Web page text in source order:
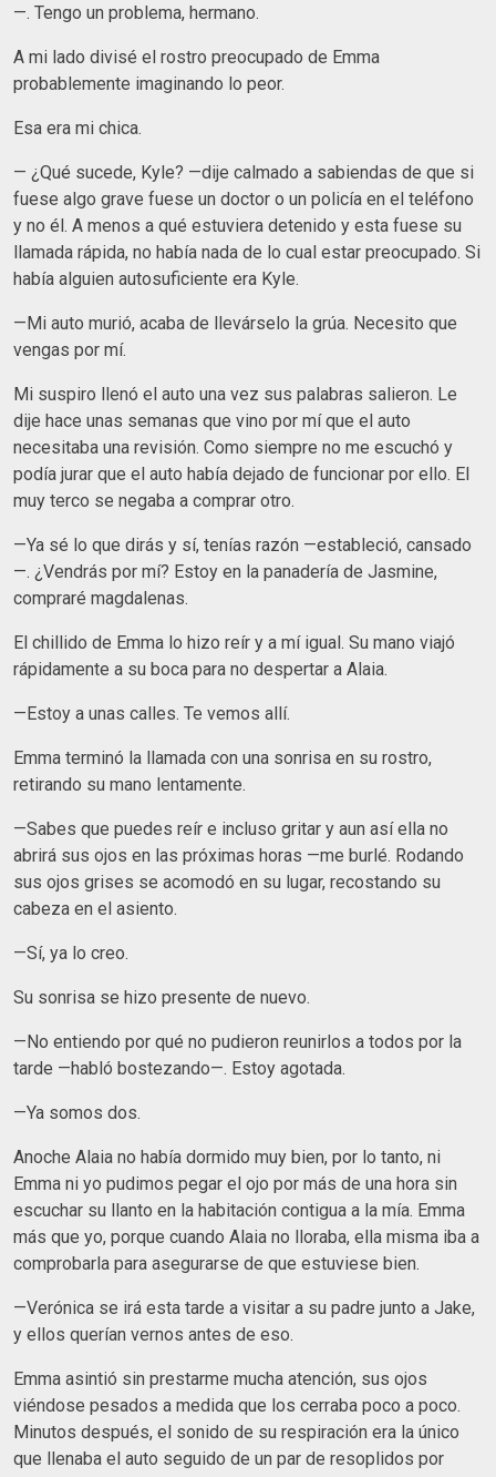
—. Tengo un problema, hermano.
A mi lado divisé el rostro preocupado de Emma
probablemente imaginando lo peor.
Esa era mi chica.
— ¿Qué sucede, Kyle? —dije calmado a sabiendas de que si
fuese algo grave fuese un doctor o un policía en el teléfono
y no él. A menos a qué estuviera detenido y esta fuese su
llamada rápida, no había nada de lo cual estar preocupado. Si
había alguien autosuficiente era Kyle.
—Mi auto murió, acaba de llevárselo la grúa. Necesito que
vengas por mí.
Mi suspiro llenó el auto una vez sus palabras salieron. Le
dije hace unas semanas que vino por mí que el auto
necesitaba una revisión. Como siempre no me escuchó y
podía jurar que el auto había dejado de funcionar por ello. El
muy terco se negaba a comprar otro.
—Ya sé lo que dirás y sí, tenías razón —estableció, cansado
—. ¿Vendrás por mí? Estoy en la panadería de Jasmine,
compraré magdalenas.
El chillido de Emma lo hizo reír y a mí igual. Su mano viajó
rápidamente a su boca para no despertar a Alaia.
—Estoy a unas calles. Te vemos allí.
Emma terminó la llamada con una sonrisa en su rostro,
retirando su mano lentamente.
—Sabes que puedes reír e incluso gritar y aun así ella no
abrirá sus ojos en las próximas horas —me burlé. Rodando
sus ojos grises se acomodó en su lugar, recostando su
cabeza en el asiento.
—Sí, ya lo creo.
Su sonrisa se hizo presente de nuevo.
—No entiendo por qué no pudieron reunirlos a todos por la
tarde —habló bostezando—. Estoy agotada.
—Ya somos dos.
Anoche Alaia no había dormido muy bien, por lo tanto, ni
Emma ni yo pudimos pegar el ojo por más de una hora sin
escuchar su llanto en la habitación contigua a la mía. Emma
más que yo, porque cuando Alaia no lloraba, ella misma iba a
comprobarla para asegurarse de que estuviese bien.
—Verónica se irá esta tarde a visitar a su padre junto a Jake,
y ellos querían vernos antes de eso.
Emma asintió sin prestarme mucha atención, sus ojos
viéndose pesados a medida que los cerraba poco a poco.
Minutos después, el sonido de su respiración era la único
que llenaba el auto seguido de un par de resoplidos por